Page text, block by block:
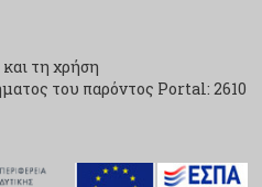
τη χρήση
του παρόντος Portal: 2610